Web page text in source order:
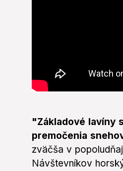
"Základové lavíny
premočenia
zväčša v
Návštevníkov